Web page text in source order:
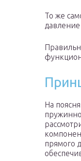
То же
На
прямого